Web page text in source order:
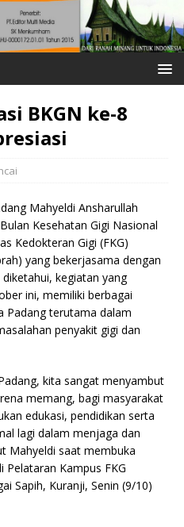
BKGN ke-8
Mahyeldi Ansharullah
Kesehatan Gigi Nasional
Kedokteran Gigi (FKG)
yang bekerjasama dengan
kegiatan yang
ini, memiliki berbagai
Padang terutama dalam
penyakit gigi dan
kita sangat menyambut
memang, bagi masyarakat
edukasi, pendidikan serta
lagi dalam menjaga dan
Mahyeldi saat membuka
Pelataran Kampus FKG
Sapih, Kuranji, Senin (9/10)